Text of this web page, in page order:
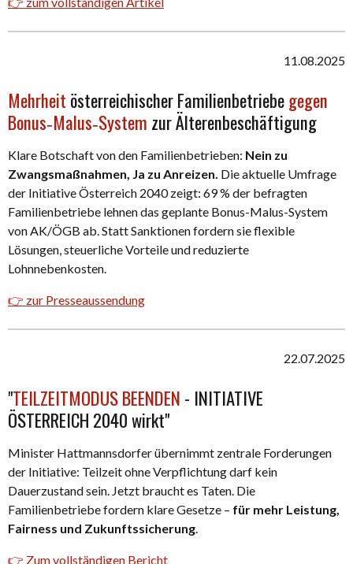
11.08.2025
Mehrheit österreichischer Familienbetriebegegen
Bonus‑Malus‑System zur Älterenbeschäftigung
Klare Botschaft von den Familienbetrieben: Nein zu
Zwangsmaßnahmen, Ja zu Anreizen. Die aktuelle Umfrage
der Initiative Österreich 2040 zeigt: 69 % der befragten
Familienbetriebe lehnen das geplante Bonus-Malus-System
von AK/ÖGB ab. Statt Sanktionen fordern sie flexible
Lösungen, steuerliche Vorteile und reduzierte
Lohnnebenkosten.
👉 zur Presseaussendung
22.07.2025
"TEILZEITMODUSBEENDEN - INITIATIVE
ÖSTERREICH 2040 wirkt"
Minister Hattmannsdorfer übernimmt zentrale Forderungen
der Initiative: Teilzeit ohne Verpflichtung darf kein
Dauerzustand sein. Jetzt braucht es Taten. Die
Familienbetriebe fordern klare Gesetze – für mehr Leistung,
Fairness und Zukunftssicherung.
👉 Zum vollständigen Bericht